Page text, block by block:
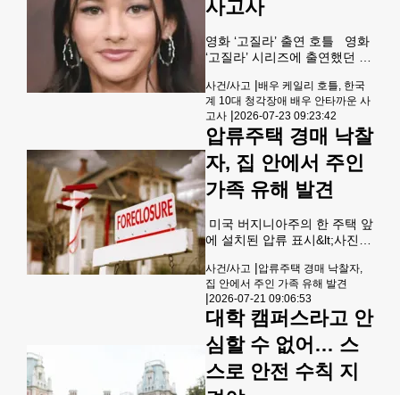
소프트·메타플랫폼·애플·아마
존닷컴 등의 실적 발표가 몰려
있어 증시 최대 분수령이 될 전
망이다. 이번 주에만 S&amp;P
500 지수 편입 기업 150여곳
이 실적을 내놓는다. 지난 22
일 장 마감 후 2분기 실적을 발
표한 알파벳 주가는 다음날
7% 넘게 폭락
사고사
영화 ‘고질라’ 출연 호틀 영화
‘고질라’ 시리즈에 출연했던 한
호틀(사진·로이터)이 18세의
나이로 사망했다. 뉴욕타임스
(NYT)는 지난 21일 호틀이 메
릴랜드주 프레데릭에서 교통
사고로 숨졌다고 보도했다. 호
틀이 탑승한 차량이 과속으로
차로를 벗어나는 바람에 일어
난 사고로 추정된다고 프레더
릭 카운티 셰리프국은 설명했
다. 호틀은 9살이었던 2021년
영화 ‘고질라 vs. 콩’에서 콩과
수화로 소통하는 청각장애인
소녀 지아 역으로 할리웃에 데
뷔했다. 이후 2024년 속편 ‘고
질라 x 콩: 뉴
사건/사고 |배우 케일리 호틀, 한국
계 10대 청각장애 배우 안타까운 사
고사 |2026-07-23 09:23:42
압류주택 경매 낙찰
자, 집 안에서 주인
가족 유해 발견
미국 버지니아주의 한 주택 앞
에 설치된 압류 표시&lt;사진
주택 경매 낙찰자가 집 안에서
주인 가족을 포함한 유해 3구
를 발견했다고 월스트리트저
널(WSJ)이 20일 보도했다.코
네티컷주 경찰에 따르면 유해
3구 중 2구는 이 집의 전 소유
주와 그의 아들로 확인됐다. 나
머지 유해 1구는 DNA 감식을
사건/사고 |압류주택 경매 낙찰자,
집 안에서 주인 가족 유해 발견
|2026-07-21 09:06:53
대학 캠퍼스라고 안
심할 수 없어… 스
스로 안전 수칙 지